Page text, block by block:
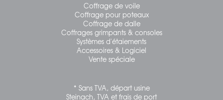
Coffrage de voile
Coffrage pour poteaux
Coffrage de dalle
Coffrages grimpants & consoles
Systèmes d'étaiements
Accessoires & Logiciel
Vente spéciale
* Sans TVA, départ usine
Steinach, TVA et frais de port